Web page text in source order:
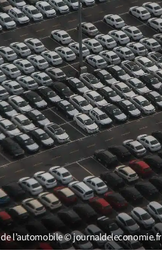
l’automobile © journaldeleconomie.fr